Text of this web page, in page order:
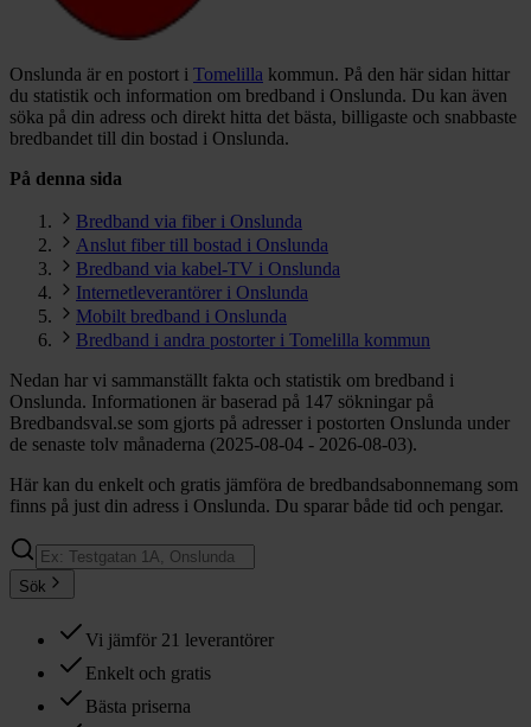
Onslunda är en postort i Tomelilla kommun. På den här sidan hittar
du statistik och information om bredband i Onslunda. Du kan även
söka på din adress och direkt hitta det bästa, billigaste och snabbaste
bredbandet till din bostad i Onslunda.
På denna sida
Bredband via fiber i Onslunda
Anslut fiber till bostad i Onslunda
Bredband via kabel-TV i Onslunda
Internetleverantörer i Onslunda
Mobilt bredband i Onslunda
Bredband i andra postorter i Tomelilla kommun
Nedan har vi sammanställt fakta och statistik om bredband i
Onslunda. Informationen är baserad på 147 sökningar på
Bredbandsval.se som gjorts på adresser i postorten Onslunda under
de senaste tolv månaderna (2025-08-04 - 2026-08-03).
Här kan du enkelt och gratis jämföra de bredbandsabonnemang som
finns på just din adress i Onslunda. Du sparar både tid och pengar.
Sök
Vi jämför 21 leverantörer
Enkelt och gratis
Bästa priserna